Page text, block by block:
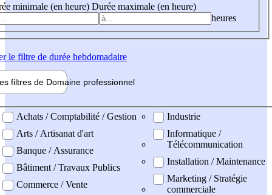
minimale (en heure) Durée maximale (en heure)
heures
le filtre de durée hebdomadaire
filtres de Domaine professionnel
professionel
Achats / Comptabilité / Gestion
Arts / Artisanat d'art
Banque / Assurance
Bâtiment / Travaux Publics
Commerce / Vente
Industrie
Informatique /
Télécommunication
Installation / Maintenance
Marketing / Stratégie
commerciale